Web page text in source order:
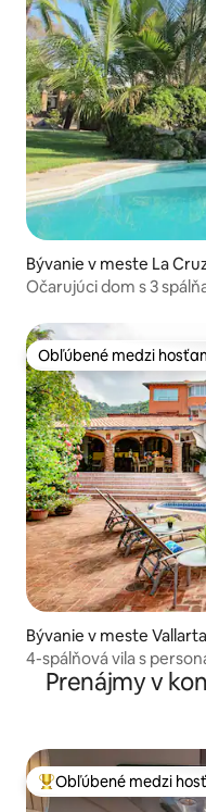
Bývanie v meste La
Očarujúci dom s 3
Obľúbené medzi
Obľúbené medzi
Bývanie v meste Vallarta
4-spálňová vila s
Prenájmy v
Najobľúbenejšie medzi
Obľúbené medzi